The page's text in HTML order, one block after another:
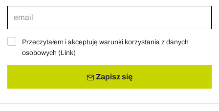
Przeczytałem i akceptuję warunki korzystania z danych
osobowych (Link)
Zapisz się